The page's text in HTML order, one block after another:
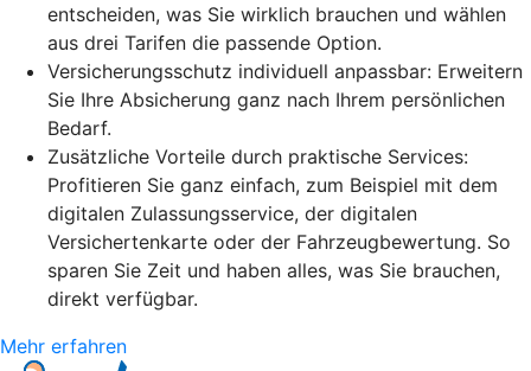
entscheiden, was Sie wirklich brauchen und wählen
aus drei Tarifen die passende Option.
Versicherungsschutz individuell anpassbar: Erweitern
Sie Ihre Absicherung ganz nach Ihrem persönlichen
Bedarf.
Zusätzliche Vorteile durch praktische Services:
Profitieren Sie ganz einfach, zum Beispiel mit dem
digitalen Zulassungsservice, der digitalen
Versichertenkarte oder der Fahrzeugbewertung. So
sparen Sie Zeit und haben alles, was Sie brauchen,
direkt verfügbar.
Mehr erfahren